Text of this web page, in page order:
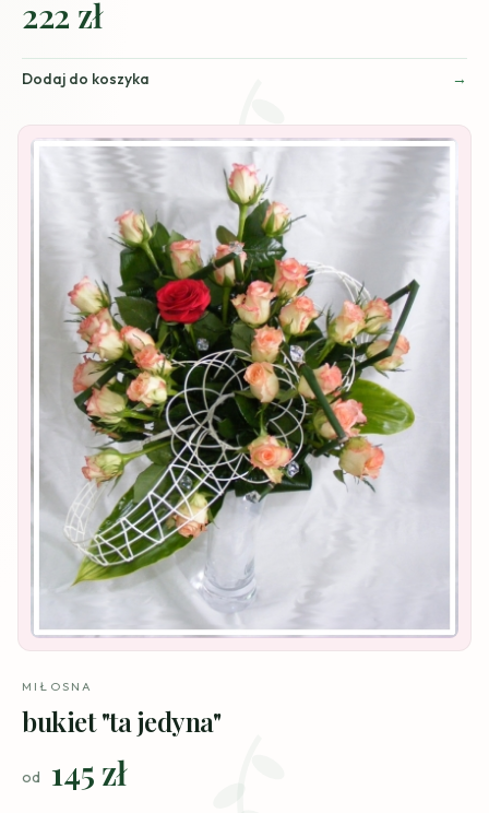
222 zł
Dodaj do koszyka
MIŁOSNA
bukiet "ta jedyna"
od 145 zł